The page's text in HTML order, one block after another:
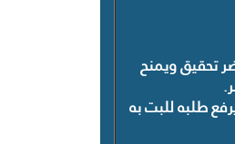
تحقيق ويمنح
طلبه للبت به